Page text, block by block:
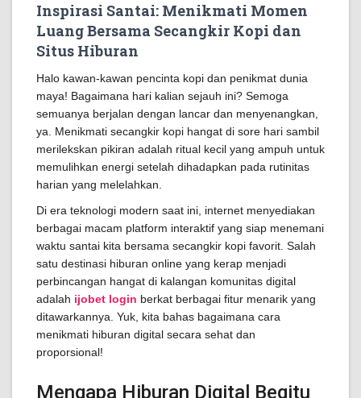
Inspirasi Santai: Menikmati Momen
Luang Bersama Secangkir Kopi dan
Situs Hiburan
Halo kawan-kawan pencinta kopi dan penikmat dunia
maya! Bagaimana hari kalian sejauh ini? Semoga
semuanya berjalan dengan lancar dan menyenangkan,
ya. Menikmati secangkir kopi hangat di sore hari sambil
merilekskan pikiran adalah ritual kecil yang ampuh untuk
memulihkan energi setelah dihadapkan pada rutinitas
harian yang melelahkan.
Di era teknologi modern saat ini, internet menyediakan
berbagai macam platform interaktif yang siap menemani
waktu santai kita bersama secangkir kopi favorit. Salah
satu destinasi hiburan online yang kerap menjadi
perbincangan hangat di kalangan komunitas digital
adalah ijobet login berkat berbagai fitur menarik yang
ditawarkannya. Yuk, kita bahas bagaimana cara
menikmati hiburan digital secara sehat dan
proporsional!
Mengapa Hiburan Digital Begitu